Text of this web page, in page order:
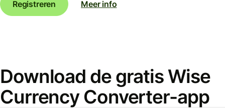
Registreren
Meer info
Download de gratis Wise
Currency Converter-app